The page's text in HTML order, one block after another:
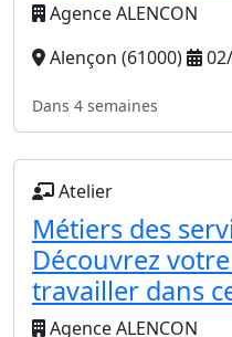
Agence ALENCON
Alençon (61000)
Dans 4 semaines
Atelier
Métiers des
Découvrez
travailler dans
Agence ALENCON